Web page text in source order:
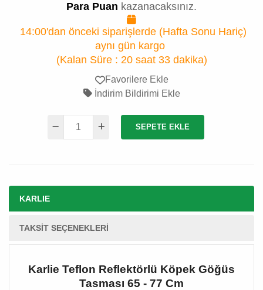
Para Puan kazanacaksınız.
14:00'dan önceki siparişlerde (Hafta Sonu Hariç)
aynı gün kargo
(Kalan Süre : 20 saat 33 dakika)
Favorilere Ekle
İndirim Bildirimi Ekle
SEPETE EKLE
KARLIE
TAKSIT SEÇENEKLERI
Karlie Teflon Reflektörlü Köpek Göğüs
Tasması 65 - 77 Cm